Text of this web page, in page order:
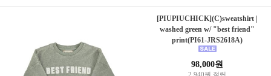
[PIUPIUCHICK](C)sweatshirt |
washed green w/ "best friend"
print(PI61-JRS2618A)
98,000원
2,940원 적립